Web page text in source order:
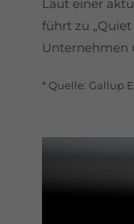
Laut einer
führt zu
Unternehmen
* Quelle: Gallup